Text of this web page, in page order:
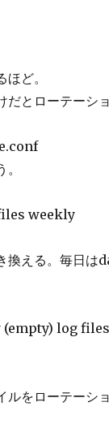
ど。
だとローテーシ
weekly
換える。毎日は
(empty) log
ルをローテーシ